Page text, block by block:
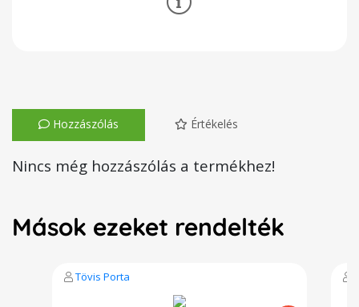
Hozzászólás Értékelés
Nincs még hozzászólás a termékhez!
Mások ezeket rendelték
Tövis Porta